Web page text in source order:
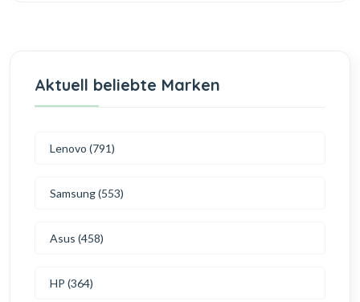
Aktuell beliebte Marken
Lenovo (791)
Samsung (553)
Asus (458)
HP (364)